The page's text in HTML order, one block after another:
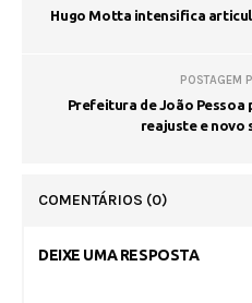
Hugo Motta intensifica
POSTAGEM
Prefeitura de João Pessoa
reajuste e novo
COMENTÁRIOS (0)
DEIXE UMA RESPOSTA